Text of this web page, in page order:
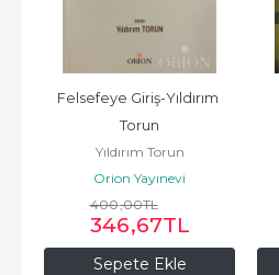
Sepete Ekle
Felsefeye Giriş-Yıldırım
Torun
Yıldırım Torun
Orion Yayınevi
400,00TL
346,67TL